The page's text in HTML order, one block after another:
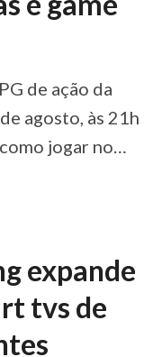
de ação da
agosto, às 21h
jogar no
tvs de